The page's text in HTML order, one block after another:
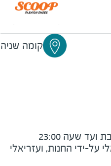
קומה שניה
שעה 23:00
על-ידי החנות, ועזריאלי